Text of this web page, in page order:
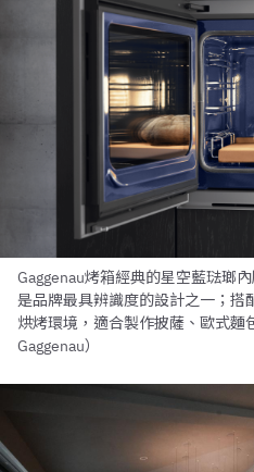
Gaggenau烤箱經典的星空藍琺瑯
是品牌最具辨識度的設計之一；搭
烘烤環境，適合製作披薩、歐式麵
Gaggenau）